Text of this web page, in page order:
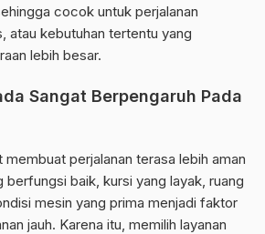
cocok untuk perjalanan
atau kebutuhan tertentu yang
lebih besar.
Sangat Berpengaruh Pada
perjalanan terasa lebih aman
berfungsi baik, kursi yang layak, ruang
mesin yang prima menjadi faktor
jauh. Karena itu, memilih layanan